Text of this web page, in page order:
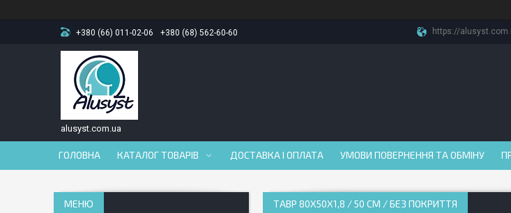
+380 (66) 011-02-06 +380 (68) 562-60-60 https://
alusyst.com.ua
ГОЛОВНА КАТАЛОГ ТОВАРІВ ДОСТАВКА І ОПЛАТА УМОВИ ПОВЕРНЕННЯ ТА ОБМІНУ
ТАВР 80Х50Х1,8 / 50 СМ / БЕЗ ПОКРИТТЯ